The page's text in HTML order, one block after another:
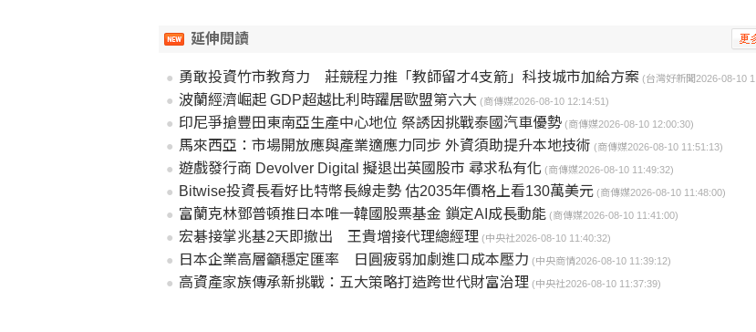
延伸閱讀
勇敢投資竹市教育力 莊競程力推「教師留才4支箭」科技城市加給方案 (台灣好新聞2026-08-10 12:40:58)
波蘭經濟崛起 GDP超越比利時躍居歐盟第六大 (商傳媒2026-08-10 12:14:51)
印尼爭搶豐田東南亞生產中心地位 祭誘因挑戰泰國汽車優勢 (商傳媒2026-08-10 12:00:30)
馬來西亞：市場開放應與產業適應力同步 外資須助提升本地技術 (商傳媒2026-08-10 11:51:13)
遊戲發行商 Devolver Digital 擬退出英國股市 尋求私有化 (商傳媒2026-08-10 11:49:32)
Bitwise投資長看好比特幣長線走勢 估2035年價格上看130萬美元 (商傳媒2026-08-10 11:48:00)
富蘭克林鄧普頓推日本唯一韓國股票基金 鎖定AI成長動能 (商傳媒2026-08-10 11:41:00)
宏碁接掌兆基2天即撤出 王貴增接代理總經理 (中央社2026-08-10 11:40:32)
日本企業高層籲穩定匯率 日圓疲弱加劇進口成本壓力 (中央商情2026-08-10 11:39:12)
高資產家族傳承新挑戰：五大策略打造跨世代財富治理 (中央社2026-08-10 11:37:39)